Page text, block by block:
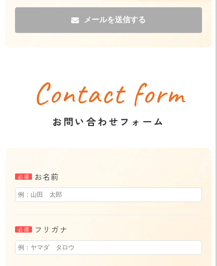
メールを送信する
Contact form
お問い合わせフォーム
お名前
フリガナ